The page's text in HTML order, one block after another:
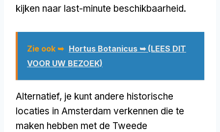
kijken naar last-minute beschikbaarheid.
Zie ook ➥ Hortus Botanicus ➥ (LEES DIT
VOOR UW BEZOEK)
Alternatief, je kunt andere historische
locaties in Amsterdam verkennen die te
maken hebben met de Tweede